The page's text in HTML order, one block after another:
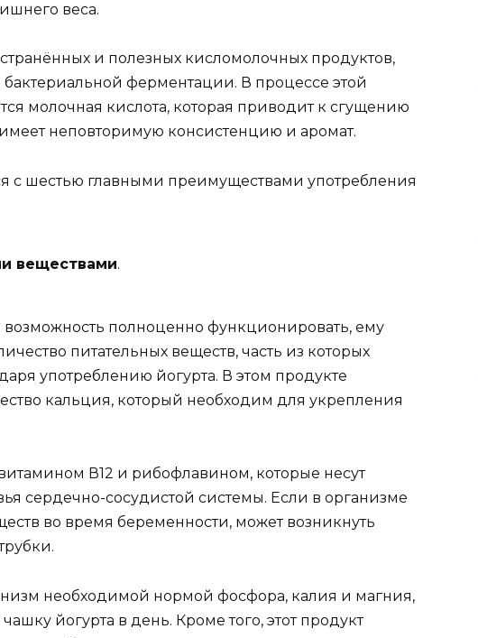
веса.
и полезных кисломолочных продуктов,
бактериальной ферментации. В процессе этой
молочная кислота, которая приводит к сгущению
неповторимую консистенцию и аромат.
с шестью главными преимуществами употребления
веществами.
возможность полноценно функционировать, ему
питательных веществ, часть из которых
употреблению йогурта. В этом продукте
кальция, который необходим для укрепления
В12 и рибофлавином, которые несут
сердечно-сосудистой системы. Если в организме
во время беременности, может возникнуть
необходимой нормой фосфора, калия и магния,
йогурта в день. Кроме того, этот продукт